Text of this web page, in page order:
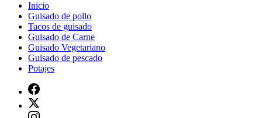
Inicio
Guisado de pollo
Tacos de guisado
Guisado de Carne
Guisado Vegetariano
Guisado de pescado
Potajes